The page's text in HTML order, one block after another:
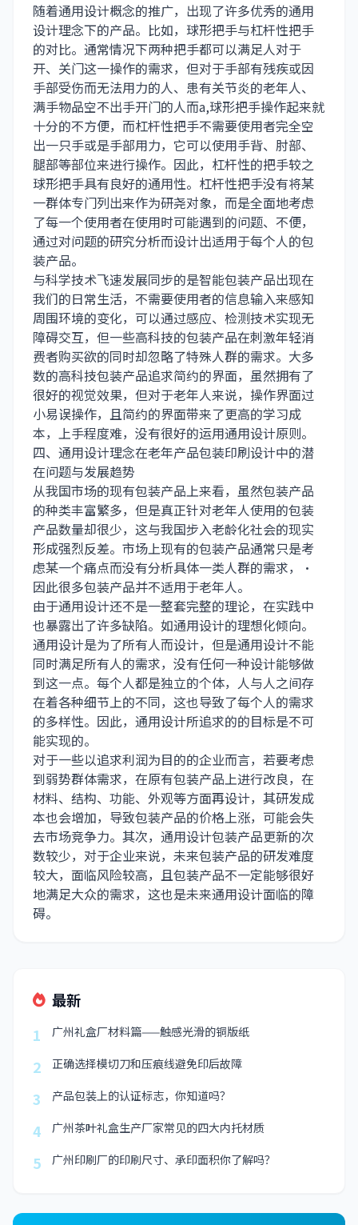
随着通用设计概念的推广，出现了许多优秀的通用
设计理念下的产品。比如，球形把手与杠杆性把手
的对比。通常情况下两种把手都可以满足人对于
开、关门这一操作的需求，但对于手部有残疾或因
手部受伤而无法用力的人、患有关节炎的老年人、
满手物品空不出手开门的人而a,球形把手操作起来就
十分的不方便，而杠杆性把手不需要使用者完全空
出一只手或是手部用力，它可以使用手背、肘部、
腿部等部位来进行操作。因此，杠杆性的把手较之
球形把手具有良好的通用性。杠杆性把手没有将某
一群体专门列出来作为研尧对象，而是全面地考虑
了每一个使用者在使用时可能遇到的问题、不便，
通过对问题的研究分析而设计出适用于每个人的包
装产品。
与科学技术飞速发展同步的是智能包装产品出现在
我们的日常生活，不需要使用者的信息输入来感知
周围环境的变化，可以通过感应、检测技术实现无
障碍交互，但一些高科技的包装产品在刺激年轻消
费者购买欲的同时却忽略了特殊人群的需求。大多
数的高科技包装产品追求简约的界面，虽然拥有了
很好的视觉效果，但对于老年人来说，操作界面过
小易误操作，且简约的界面带来了更高的学习成
本，上手程度难，没有很好的运用通用设计原则。
四、通用设计理念在老年产品包装印刷设计中的潜
在问题与发展趋势
从我国市场的现有包装产品上来看，虽然包装产品
的种类丰富繁多，但是真正针对老年人使用的包装
产品数量却很少，这与我国步入老龄化社会的现实
形成强烈反差。市场上现有的包装产品通常只是考
虑某一个痛点而没有分析具体一类人群的需求，•
因此很多包装产品并不适用于老年人。
由于通用设计还不是一整套完整的理论，在实践中
也暴露出了许多缺陷。如通用设计的理想化倾向。
通用设计是为了所有人而设计，但是通用设计不能
同时满足所有人的需求，没有任何一种设计能够做
到这一点。每个人都是独立的个体，人与人之间存
在着各种细节上的不同，这也导致了每个人的需求
的多样性。因此，通用设计所追求的的目标是不可
能实现的。
对于一些以追求利润为目的的企业而言，若要考虑
到弱势群体需求，在原有包装产品上进行改良，在
材料、结构、功能、外观等方面再设计，其研发成
本也会增加，导致包装产品的价格上涨，可能会失
去市场竞争力。其次，通用设计包装产品更新的次
数较少，对于企业来说，未来包装产品的研发难度
较大，面临风险较高，且包装产品不一定能够很好
地满足大众的需求，这也是未来通用设计面临的障
碍。
最新
1
广州礼盒厂材料篇——触感光滑的铜版纸
2 正确选择模切刀和压痕线避免印后故障
3 产品包装上的认证标志，你知道吗？
4 广州茶叶礼盒生产厂家常见的四大内托材质
5 广州印刷厂的印刷尺寸、承印面积你了解吗？